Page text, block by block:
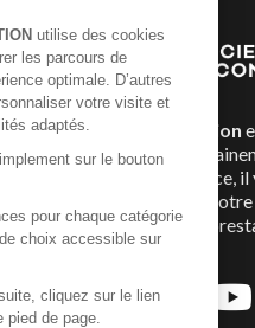
Un Opticien Par Conviction
géographiquement et
répartis dans toute la France,
Conviction pour mettre à
expertise et vous offrir la
possible.En savoir +